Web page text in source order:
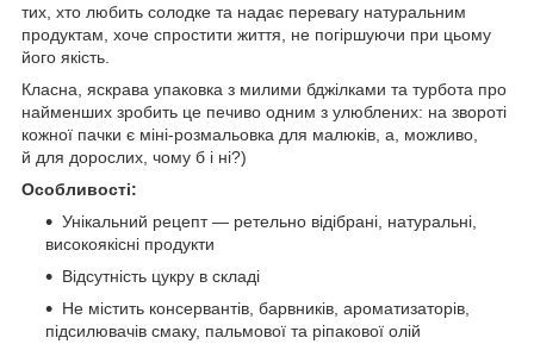
тих, хто любить солодке та надає перевагу натуральним
продуктам, хоче спростити життя, не погіршуючи при цьому
його якість.
Класна, яскрава упаковка з милими бджілками та турбота про
найменших зробить це печиво одним з улюблених: на звороті
кожної пачки є міні-розмальовка для малюків, а, можливо,
й для дорослих, чому б і ні?)
Особливості:
Унікальний рецепт — ретельно відібрані, натуральні,
високоякісні продукти
Відсутність цукру в складі
Не містить консервантів, барвників, ароматизаторів,
підсилювачів смаку, пальмової та ріпакової олій